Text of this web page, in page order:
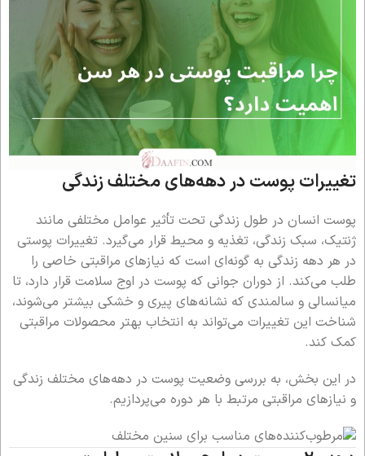
تغییرات پوست در دهه‌های مختلف زندگی
پوست انسان در طول زندگی تحت تأثیر عوامل مختلفی مانند
ژنتیک، سبک زندگی، تغذیه و محیط قرار می‌گیرد. تغییرات پوستی
در هر دهه زندگی به گونه‌ای است که نیازهای مراقبتی خاصی را
طلب می‌کند. از دوران جوانی که پوست در اوج سلامت قرار دارد، تا
میانسالی و سالمندی که نشانه‌های پیری و خشکی بیشتر می‌شوند،
شناخت این تغییرات می‌تواند به انتخاب بهتر محصولات مراقبتی
کمک کند.
در این بخش، به بررسی وضعیت پوست در دهه‌های مختلف زندگی
و نیازهای مراقبتی مرتبط با هر دوره می‌پردازیم.